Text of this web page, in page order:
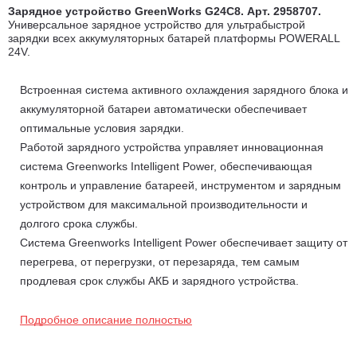
Зарядное устройство GreenWorks G24C8. Арт. 2958707.
Универсальное зарядное устройство для ультрабыстрой
зарядки всех аккумуляторных батарей платформы POWERALL
24V.
Встроенная система активного охлаждения зарядного блока и
аккумуляторной батареи автоматически обеспечивает
оптимальные условия зарядки.
Работой зарядного устройства управляет инновационная
система Greenworks Intelligent Power, обеспечивающая
контроль и управление батареей, инструментом и зарядным
устройством для максимальной производительности и
долгого срока службы.
Система Greenworks Intelligent Power обеспечивает защиту от
перегрева, от перегрузки, от перезаряда, тем самым
продлевая срок службы АКБ и зарядного устройства.
зарядное устройство переходит в режим ожидания.
Подробное описание полностью